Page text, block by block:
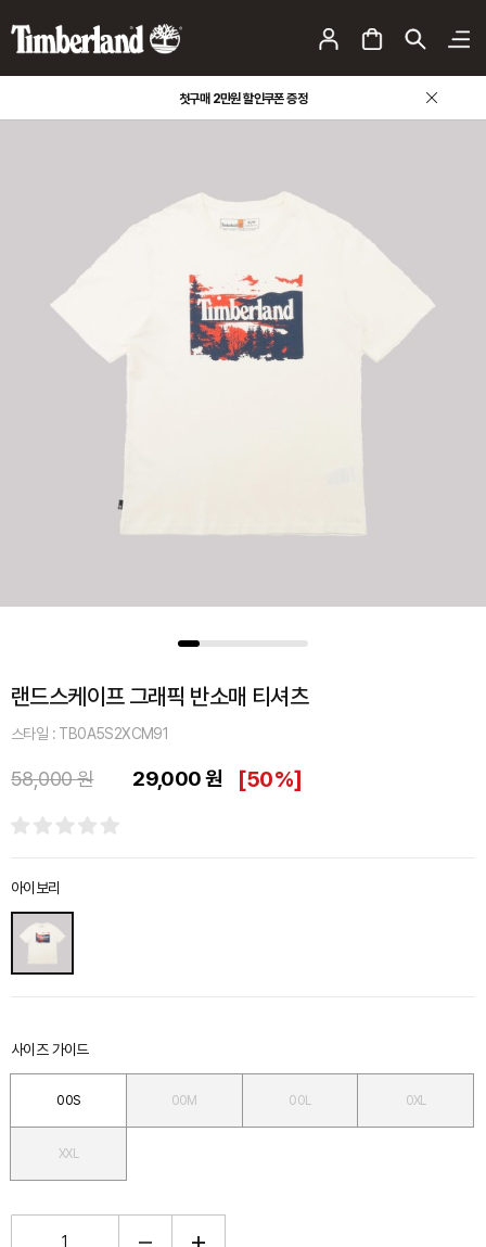
첫구매 2만원 할인쿠폰 증정
랜드스케이프 그래픽 반소매 티셔츠
스타일 : TB0A5S2XCM91
58,000 원 29,000 원 [50%]
아이보리
사이즈 가이드
00S 00M 00L 0XL
XXL